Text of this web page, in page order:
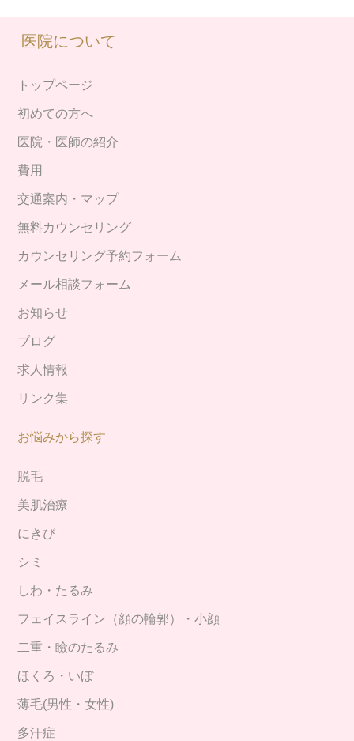
医院について
トップページ
初めての方へ
医院・医師の紹介
費用
交通案内・マップ
無料カウンセリング
カウンセリング予約フォーム
メール相談フォーム
お知らせ
ブログ
求人情報
リンク集
お悩みから探す
脱毛
美肌治療
にきび
シミ
しわ・たるみ
フェイスライン（顔の輪郭）・小顔
二重・瞼のたるみ
ほくろ・いぼ
薄毛(男性・女性)
多汗症